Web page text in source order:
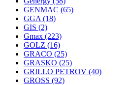
GENMAC (65)
GGA (18)
GIS (2)
Gmax (223)
GOLZ (16)
GRACO (25)
GRASKO (25)
GRILLO PETROV (40)
GROSS (92)